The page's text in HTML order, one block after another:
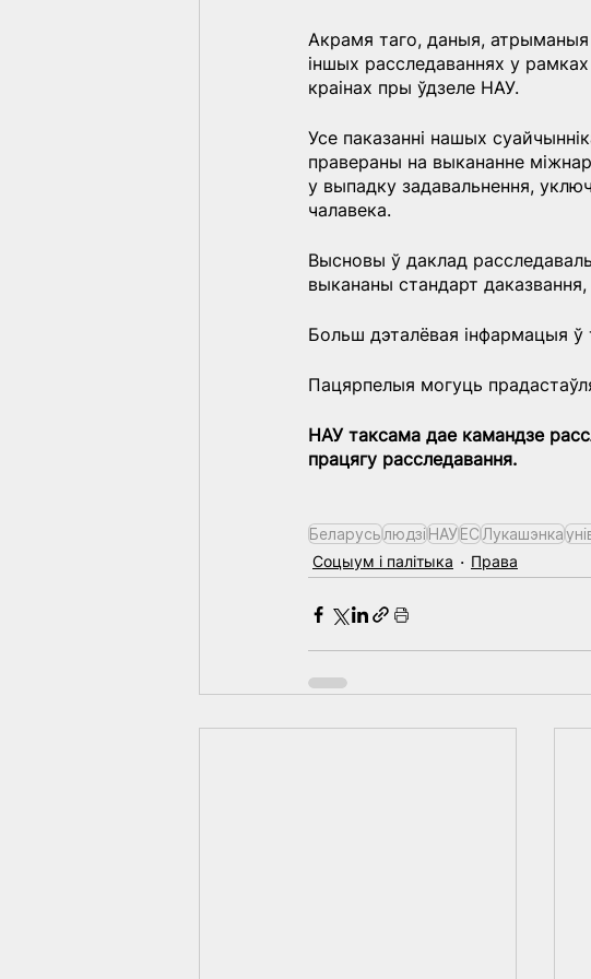
Акрамя таго, даныя,
іншых расследаваннях у
краінах пры ўдзеле НАУ. ​
Усе паказанні нашых
правераны на выкананне
у выпадку задавальнення,
чалавека.
Высновы ў даклад
выкананы стандарт
Больш дэталёвая інфармацыя ў
Пацярпелыя могуць
НАУ таксама дае камандзе
працягу расследавання.
БеларусьлюдзіНАУЕСЛукашэнка
Соцыум і палітыка
Права